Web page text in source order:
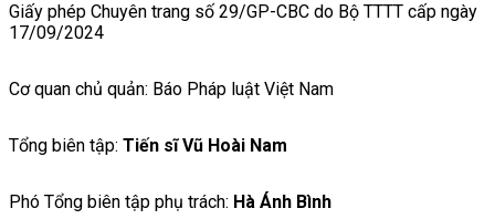
Giấy phép Chuyên trang số 29/GP-CBC do Bộ TTTT cấp ngày
17/09/2024
Cơ quan chủ quản: Báo Pháp luật Việt Nam
Tổng biên tập: Tiến sĩ Vũ Hoài Nam
Phó Tổng biên tập phụ trách: Hà Ánh Bình